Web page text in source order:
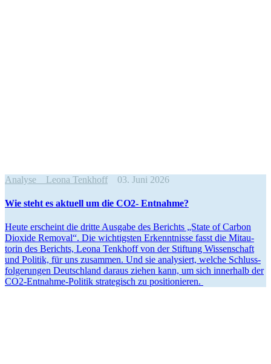
Analyse Leona Tenkhoff 03. Juni 2026
Wie steht es aktuell um die CO2- Entnahme?
Heute erscheint die dritte Ausgabe des Berichts „State of Carbon
Dioxide Removal“. Die wichtigsten Erkennt­nisse fasst die Mitau­
torin des Berichts, Leona Tenkhoff von der Stiftung Wissen­schaft
und Politik, für uns zusammen. Und sie analy­siert, welche Schluss­
fol­ge­rungen Deutschland daraus ziehen kann, um sich innerhalb der
CO2-Entnahme-Politik strate­gisch zu positionieren.